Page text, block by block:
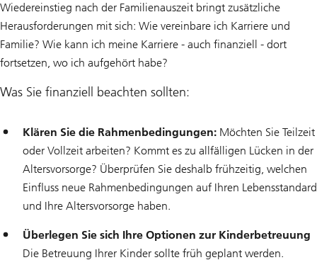
Wiedereinstieg nach der Familienauszeit bringt zusätzliche
Herausforderungen mit sich: Wie vereinbare ich Karriere und
Familie? Wie kann ich meine Karriere - auch finanziell - dort
fortsetzen, wo ich aufgehört habe?
Was Sie finanziell beachten sollten:
Klären Sie die Rahmenbedingungen: Möchten Sie Teilzeit
oder Vollzeit arbeiten? Kommt es zu allfälligen Lücken in der
Altersvorsorge? Überprüfen Sie deshalb frühzeitig, welchen
Einfluss neue Rahmenbedingungen auf Ihren Lebensstandard
und Ihre Altersvorsorge haben.
Überlegen Sie sich Ihre Optionen zur Kinderbetreuung
Die Betreuung Ihrer Kinder sollte früh geplant werden.